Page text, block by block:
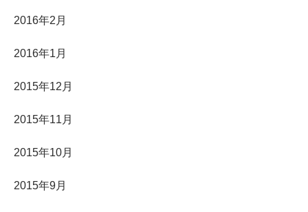
2016年2月
2016年1月
2015年12月
2015年11月
2015年10月
2015年9月